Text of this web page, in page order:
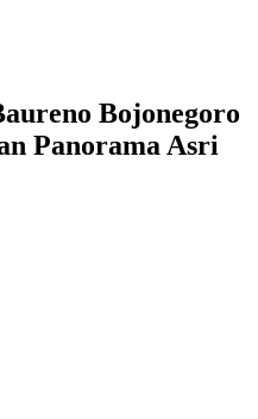
Bojonegoro
Panorama Asri